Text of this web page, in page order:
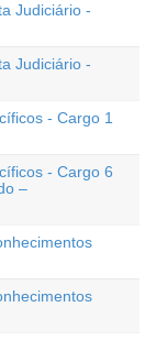
Judiciário -
Judiciário -
- Cargo 1
- Cargo 6
–